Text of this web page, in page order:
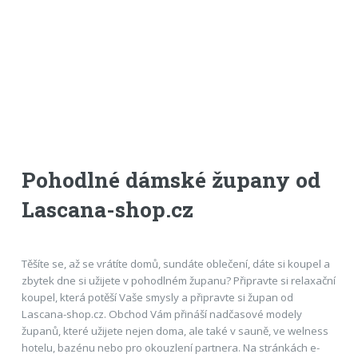
Pohodlné dámské župany od
Lascana-shop.cz
Těšíte se, až se vrátíte domů, sundáte oblečení, dáte si koupel a
zbytek dne si užijete v pohodlném županu? Připravte si relaxační
koupel, která potěší Vaše smysly a připravte si župan od
Lascana-shop.cz. Obchod Vám přináší nadčasové modely
županů, které užijete nejen doma, ale také v sauně, ve welness
hotelu, bazénu nebo pro okouzlení partnera. Na stránkách e-